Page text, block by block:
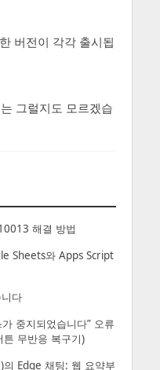
버전이 각각 출시됩
그럴지도 모르겠습
해결 방법
Sheets와 Apps Script
다
중지되었습니다” 오류
무반응 복구기)
Edge 채팅: 웹 요약부